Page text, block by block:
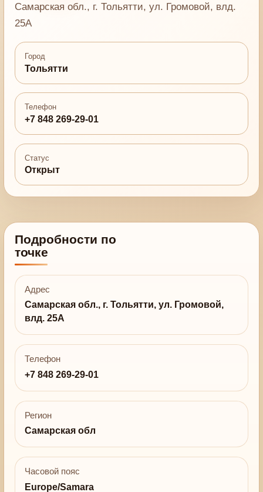
Самарская обл., г. Тольятти, ул. Громовой, влд.
25А
Город
Тольятти
Телефон
+7 848 269-29-01
Статус
Открыт
Подробности по
точке
Адрес
Самарская обл., г. Тольятти, ул. Громовой,
влд. 25А
Телефон
+7 848 269-29-01
Регион
Самарская обл
Часовой пояс
Europe/Samara